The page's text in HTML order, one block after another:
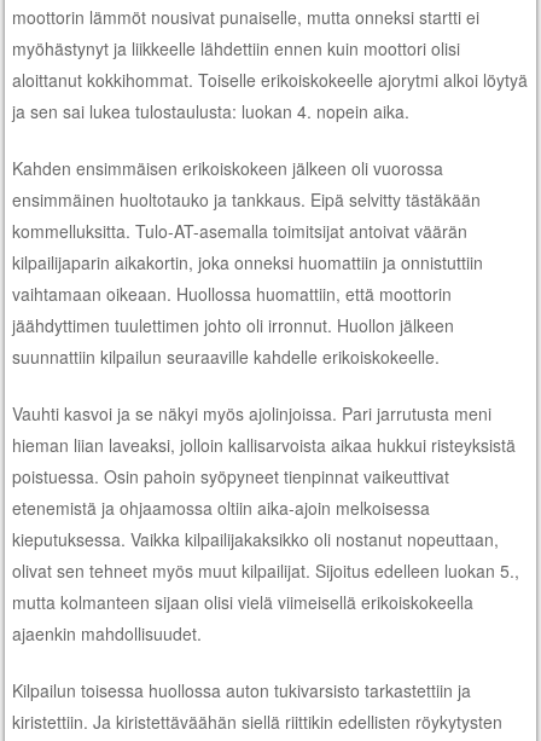
moottorin lämmöt nousivat punaiselle, mutta onneksi startti ei
myöhästynyt ja liikkeelle lähdettiin ennen kuin moottori olisi
aloittanut kokkihommat. Toiselle erikoiskokeelle ajorytmi alkoi löytyä
ja sen sai lukea tulostaulusta: luokan 4. nopein aika.
Kahden ensimmäisen erikoiskokeen jälkeen oli vuorossa
ensimmäinen huoltotauko ja tankkaus. Eipä selvitty tästäkään
kommelluksitta. Tulo-AT-asemalla toimitsijat antoivat väärän
kilpailijaparin aikakortin, joka onneksi huomattiin ja onnistuttiin
vaihtamaan oikeaan. Huollossa huomattiin, että moottorin
jäähdyttimen tuulettimen johto oli irronnut. Huollon jälkeen
suunnattiin kilpailun seuraaville kahdelle erikoiskokeelle.
Vauhti kasvoi ja se näkyi myös ajolinjoissa. Pari jarrutusta meni
hieman liian laveaksi, jolloin kallisarvoista aikaa hukkui risteyksistä
poistuessa. Osin pahoin syöpyneet tienpinnat vaikeuttivat
etenemistä ja ohjaamossa oltiin aika-ajoin melkoisessa
kieputuksessa. Vaikka kilpailijakaksikko oli nostanut nopeuttaan,
olivat sen tehneet myös muut kilpailijat. Sijoitus edelleen luokan 5.,
mutta kolmanteen sijaan olisi vielä viimeisellä erikoiskokeella
ajaenkin mahdollisuudet.
Kilpailun toisessa huollossa auton tukivarsisto tarkastettiin ja
kiristettiin. Ja kiristettäväähän siellä riittikin edellisten röykytysten